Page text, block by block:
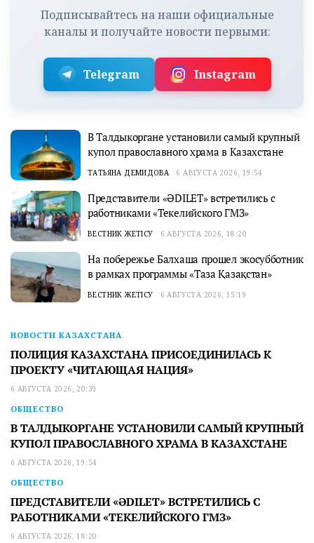
Подписывайтесь на наши официальные
каналы и получайте новости первыми:
Telegram Instagram
В Талдыкоргане установили самый крупный
купол православного храма в Казахстане
ТАТЬЯНА ДЕМИДОВА 6 АВГУСТА 2026, 19:54
Представители «ӘDILET» встретились с
работниками «Текелийского ГМЗ»
ВЕСТНИК ЖЕТІСУ 6 АВГУСТА 2026, 18:20
На побережье Балхаша прошел экосубботник
в рамках программы «Таза Қазақстан»
ВЕСТНИК ЖЕТІСУ 6 АВГУСТА 2026, 15:19
НОВОСТИ КАЗАХСТАНА
ПОЛИЦИЯ КАЗАХСТАНА ПРИСОЕДИНИЛАСЬ К
ПРОЕКТУ «ЧИТАЮЩАЯ НАЦИЯ»
6 АВГУСТА 2026, 20:39
ОБЩЕСТВО
В ТАЛДЫКОРГАНЕ УСТАНОВИЛИ САМЫЙ КРУПНЫЙ
КУПОЛ ПРАВОСЛАВНОГО ХРАМА В КАЗАХСТАНЕ
6 АВГУСТА 2026, 19:54
ОБЩЕСТВО
ПРЕДСТАВИТЕЛИ «ӘDILET» ВСТРЕТИЛИСЬ С
РАБОТНИКАМИ «ТЕКЕЛИЙСКОГО ГМЗ»
6 АВГУСТА 2026, 18:20